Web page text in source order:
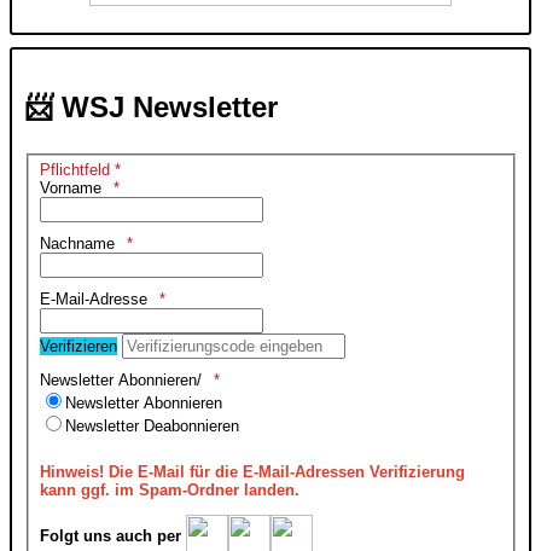
📨 WSJ Newsletter
Pflichtfeld *
Vorname
Nachname
E-Mail-Adresse
Verifizieren
Newsletter Abonnieren/
Newsletter Abonnieren
Newsletter Deabonnieren
Hinweis! Die E-Mail für die E-Mail-Adressen Verifizierung
kann ggf. im Spam-Ordner landen.
Folgt uns auch per